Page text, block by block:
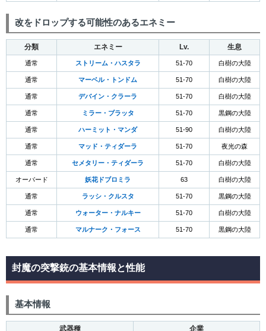
改をドロップする可能性のあるエネミー
分類 エネミー Lv. 生息
通常 ストリーム・ハスタラ 51-70 白樹の大陸
通常 マーベル・トンドム 51-70 白樹の大陸
通常 デバイン・クラーラ 51-70 白樹の大陸
通常 ミラー・ブラッタ 51-70 黒鋼の大陸
通常 ハーミット・マンダ 51-90 白樹の大陸
通常 マッド・ティダーラ 51-70 夜光の森
通常 セメタリー・ティダーラ 51-70 白樹の大陸
オーバード 妖花ドブロミラ 63 白樹の大陸
通常 ラッシ・クルスタ 51-70 黒鋼の大陸
通常 ウォーター・ナルキー 51-70 白樹の大陸
通常 マルナーク・フォース 51-70 黒鋼の大陸
封魔の突撃銃の基本情報と性能
基本情報
武器種 企業